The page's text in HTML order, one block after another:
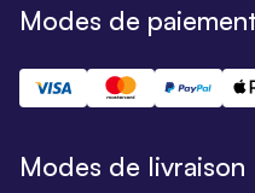
Modes de
Modes de livraison